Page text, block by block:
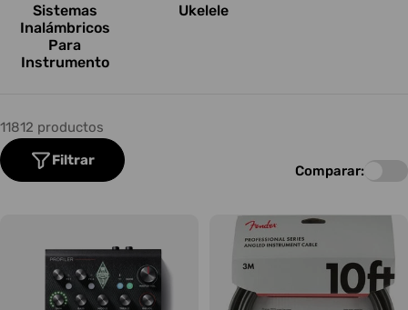
Sistemas
Inalámbricos
Para
Instrumento
Ukelele
11812 productos
Filtrar
Comparar: